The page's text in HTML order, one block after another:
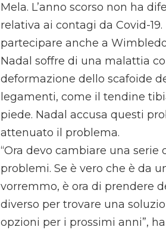
Mela. L’anno scorso non ha
relativa ai contagi da Covid-
partecipare anche a
Nadal soffre di una malattia
deformazione dello scafoide
legamenti, come il tendine
piede. Nadal accusa questi
attenuato il problema.
“Ora devo cambiare una serie
problemi. Se è vero che è da
vorremmo, è ora di prendere
diverso per trovare una
opzioni per i prossimi anni”,